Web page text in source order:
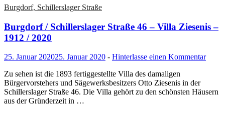
Burgdorf, Schillerslager Straße
Burgdorf / Schillerslager Straße 46 – Villa Ziesenis –
1912 / 2020
25. Januar 202025. Januar 2020 - Hinterlasse einen Kommentar
Zu sehen ist die 1893 fertiggestellte Villa des damaligen
Bürgervorstehers und Sägewerksbesitzers Otto Ziesenis in der
Schillerslager Straße 46. Die Villa gehört zu den schönsten Häusern
aus der Gründerzeit in …